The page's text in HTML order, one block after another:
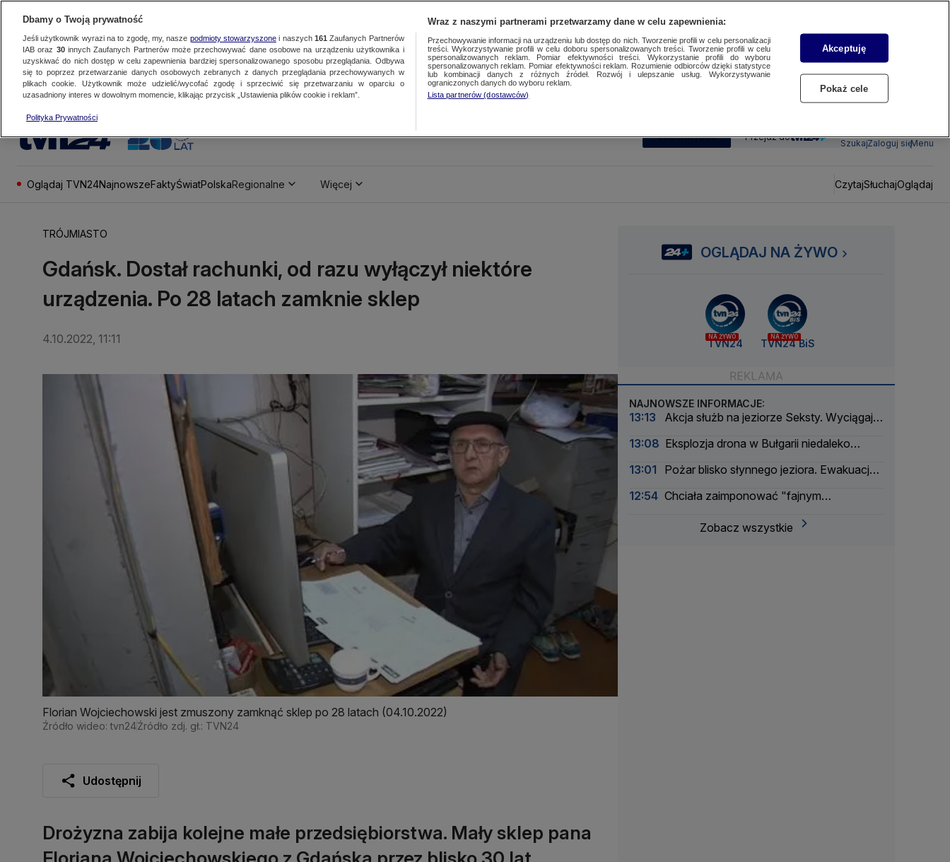
SUBSKRYBUJ Przejdź do
SzukajZaloguj sięMenu
Oglądaj TVN24NajnowszeFaktyŚwiatPolskaRegionalne Więcej CzytajSłuchajOglądaj
TRÓJMIASTO
Gdańsk. Dostał rachunki, od razu wyłączył niektóre
urządzenia. Po 28 latach zamknie sklep
4.10.2022, 11:11
Florian Wojciechowski jest zmuszony zamknąć sklep po 28 latach (04.10.2022)
Źródło wideo: tvn24Źródło zdj. gł.: TVN24
Udostępnij
Drożyzna zabija kolejne małe przedsiębiorstwa. Mały sklep pana
OGLĄDAJ NA ŻYWO
NA ŻYWO
TVN24
NA ŻYWO
TVN24 BiS
NAJNOWSZE INFORMACJE:
13:13
Akcja służb na jeziorze Seksty. Wyciągają
13:08 Eksplozja drona w Bułgarii niedaleko
13:01
Pożar blisko słynnego jeziora. Ewakuacja
12:54 Chciała zaimponować "fajnym
Zobacz wszystkie
Dbamy o Twoją prywatność
Jeśli użytkownik wyrazi na to zgodę, my, nasze podmioty stowarzyszonei naszych 161 Zaufanych Partnerów
IAB oraz 30innych Zaufanych Partnerów może przechowywać dane osobowe na urządzeniu użytkownika i
uzyskiwać do nich dostęp w celu zapewnienia bardziej spersonalizowanego sposobu przeglądania. Odbywa
się to poprzez przetwarzanie danych osobowych zebranych z danych przeglądania przechowywanych w
plikach cookie. Użytkownik może udzielić/wycofać zgodę i sprzeciwić się przetwarzaniu w oparciu o
uzasadniony interes w dowolnym momencie, klikając przycisk „Ustawienia plików cookie i reklam”.
Polityka Prywatności
Wraz z naszymi partnerami przetwarzamy dane w celu zapewnienia:
Przechowywanie informacji na urządzeniu lub dostęp do nich. Tworzenie profili w celu personalizacji
treści. Wykorzystywanie profili w celu doboru spersonalizowanych treści. Tworzenie profili w celu
spersonalizowanych reklam. Pomiar efektywności treści. Wykorzystanie profili do wyboru
spersonalizowanych reklam. Pomiar efektywności reklam. Rozumienie odbiorców dzięki statystyce
lub kombinacji danych z różnych źródeł. Rozwój i ulepszanie usług. Wykorzystywanie
ograniczonych danych do wyboru reklam.
Lista partnerów (dostawców)
Akceptuję
Pokaż cele